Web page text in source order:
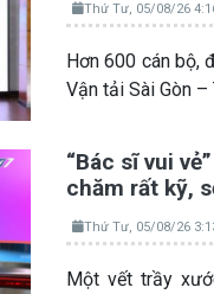
Thứ Tư, 05/08/26
Hơn 600 cán bộ,
Vận tải Sài Gòn –
“Bác sĩ vui
chăm rất kỹ,
Thứ Tư, 05/08/26
Một vết trầy